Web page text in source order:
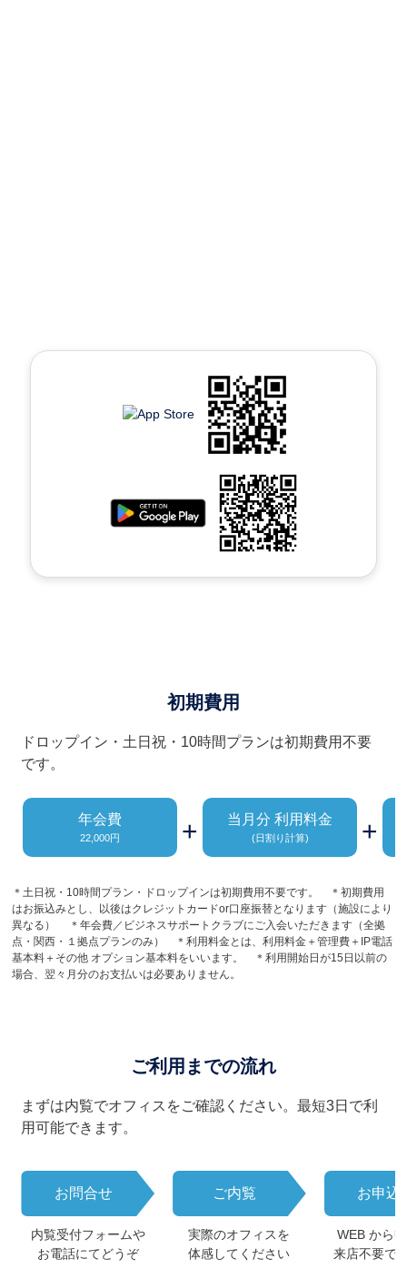
初期費用
ドロップイン・土日祝・10時間プランは初期費用不要
です。
年会費
22,000円 + 当月分 利用料金
(日割り計算) +
＊土日祝・10時間プラン・ドロップインは初期費用不要です。 ＊初期費用
はお振込みとし、以後はクレジットカードor口座振替となります（施設により
異なる） ＊年会費／ビジネスサポートクラブにご入会いただきます（全拠
点・関西・１拠点プランのみ） ＊利用料金とは、利用料金＋管理費＋IP電話
基本料＋その他 オプション基本料をいいます。 ＊利用開始日が15日以前の
場合、翌々月分のお支払いは必要ありません。
ご利用までの流れ
まずは内覧でオフィスをご確認ください。最短3日で利
用可能できます。
お問合せ
内覧受付フォームや
お電話にてどうぞ
ご内覧
実際のオフィスを
体感してください
お申込
WEB から
来店不要で